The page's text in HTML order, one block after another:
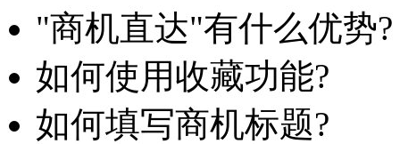
"商机直达"有什么优势?
如何使用收藏功能?
如何填写商机标题?